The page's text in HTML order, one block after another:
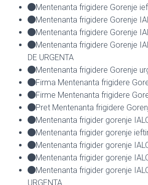
Mentenanta frigidere Gorenje
Mentenanta frigidere Gorenje
Mentenanta frigidere Gorenje
Mentenanta frigidere Gorenje
DE URGENTA
Mentenanta frigidere Gorenje
Firma Mentenanta frigidere
Firme Mentenanta frigidere
Pret Mentenanta frigidere
Mentenanta frigider gorenje
Mentenanta frigider gorenje
Mentenanta frigider gorenje
Mentenanta frigider gorenje
Mentenanta frigider gorenje
URGENTA